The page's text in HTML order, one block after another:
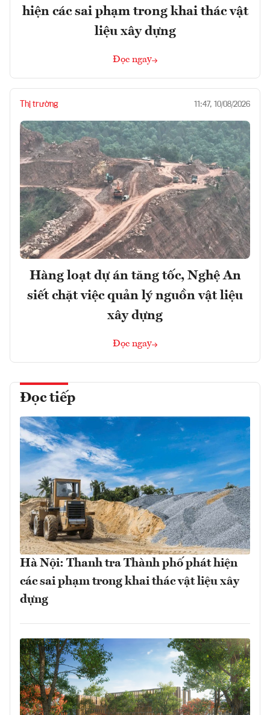
hiện các sai phạm trong khai thác vật
liệu xây dựng
Đọc ngay
Thị trường 11:47, 10/08/2026
Hàng loạt dự án tăng tốc, Nghệ An
siết chặt việc quản lý nguồn vật liệu
xây dựng
Đọc ngay
Đọc tiếp
Hà Nội: Thanh tra Thành phố phát hiện
các sai phạm trong khai thác vật liệu xây
dựng